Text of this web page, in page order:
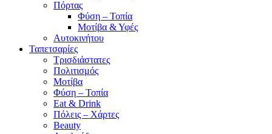
Πόρτας
Φύση – Τοπία
Μοτίβα & Υφές
Αυτοκινήτου
Ταπετσαρίες
Τρισδιάστατες
Πολιτισμός
Μοτίβα
Φύση – Τοπία
Eat & Drink
Πόλεις – Χάρτες
Beauty